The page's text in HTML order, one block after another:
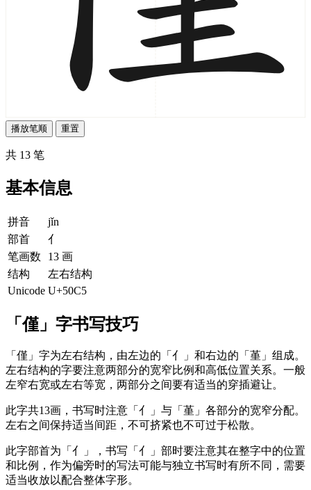
播放笔顺 重置
共 13 笔
基本信息
拼音
jǐn
部首
亻
笔画数
13 画
结构
左右结构
Unicode U+50C5
「僅」字书写技巧
「僅」字为左右结构，由左边的「亻」和右边的「堇」组成。
左右结构的字要注意两部分的宽窄比例和高低位置关系。一般
左窄右宽或左右等宽，两部分之间要有适当的穿插避让。
此字共13画，书写时注意「亻」与「堇」各部分的宽窄分配。
左右之间保持适当间距，不可挤紧也不可过于松散。
此字部首为「亻」，书写「亻」部时要注意其在整字中的位置
和比例，作为偏旁时的写法可能与独立书写时有所不同，需要
适当收放以配合整体字形。